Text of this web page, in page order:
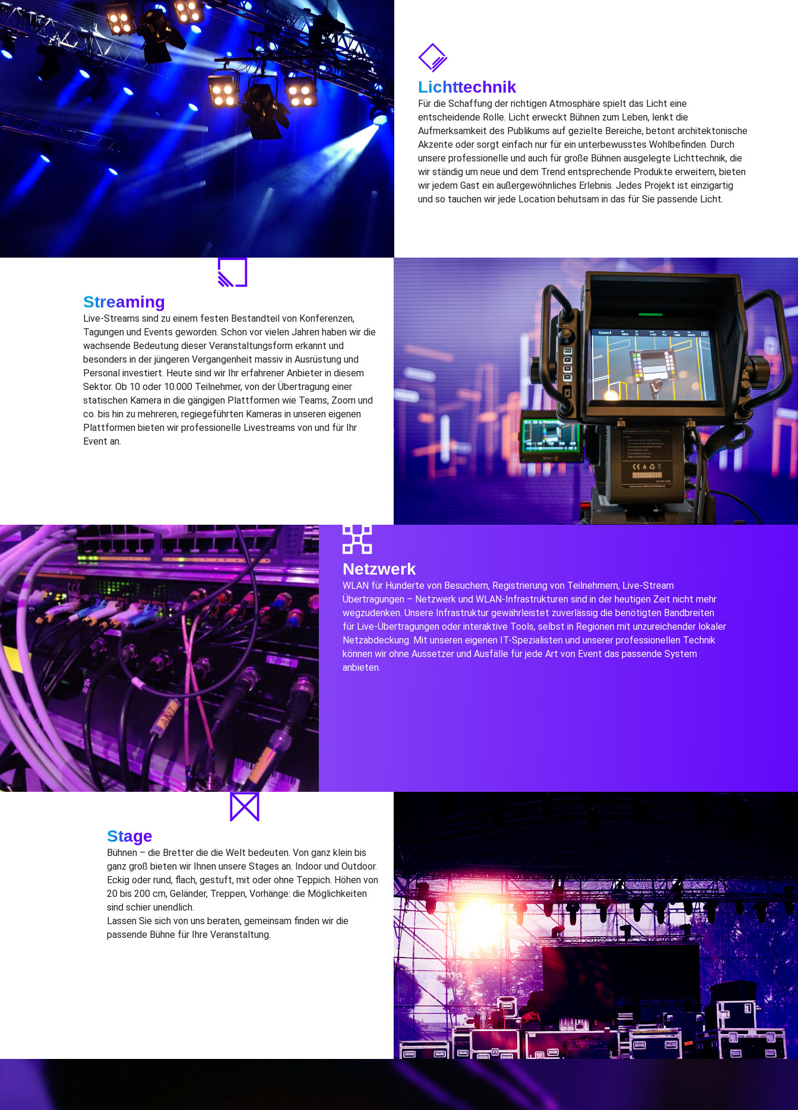
Lichttechnik
Für die Schaffung der richtigen Atmosphäre spielt das Licht eine
entscheidende Rolle. Lichterweckt Bühnen zum Leben, lenkt die
Aufmerksamkeit des Publikums auf gezielte Bereiche, betont architektonische
Akzente oder sorgt einfach nur für ein unterbewusstes Wohlbefinden. Durch
unsere professionelle und auch für große Bühnen ausgelegte Lichttechnik, die
wir ständig um neue und dem Trend entsprechende Produkte erweitern, bieten
wir jedem Gast einaußergewöhnliches Erlebnis. Jedes Projekt ist einzigartig
und so tauchen wir jede Location behutsam in das für Sie passende Licht.
Streaming
Live-Streams sind zu einem festen Bestandteil von Konferenzen,
Tagungen und Events geworden. Schon vor vielen Jahren haben wir die
wachsende Bedeutung dieser Veranstaltungsform erkannt und
besonders in der jüngeren Vergangenheit massiv in Ausrüstung und
Personal investiert. Heute sind wir Ihr erfahrener Anbieter in diesem
Sektor. Ob 10 oder 10.000 Teilnehmer, von der Übertragung einer
statischen Kamera in die gängigen Plattformen wie Teams, Zoom und
co. bis hin zu mehreren, regiegeführten Kameras in unseren eigenen
Plattformen bieten wir professionelle Livestreams von und für Ihr
Event an.
Netzwerk
WLAN für Hunderte von Besuchern, Registrierung von Teilnehmern, Live-Stream
Übertragungen – Netzwerk und WLAN-Infrastrukturen sind in der heutigen Zeit nicht mehr
wegzudenken. Unsere Infrastruktur gewährleistet zuverlässig die benötigten Bandbreiten
für Live-Übertragungen oder interaktive Tools, selbst in Regionen mit unzureichender lokaler
Netzabdeckung. Mit unseren eigenen IT-Spezialisten und unserer professionellen Technik
können wir ohne Aussetzer und Ausfälle für jede Art von Event das passende System
anbieten.
Stage
Bühnen – die Bretter die die Welt bedeuten. Von ganz klein bis
ganz groß bieten wir Ihnen unsere Stages an. Indoor und Outdoor.
Eckig oder rund, flach, gestuft, mit oder ohne Teppich. Höhen von
20 bis 200 cm, Geländer, Treppen, Vorhänge: die Möglichkeiten
sind schier unendlich.
Lassen Sie sich von uns beraten, gemeinsam finden wir die
passende Bühne für Ihre Veranstaltung.